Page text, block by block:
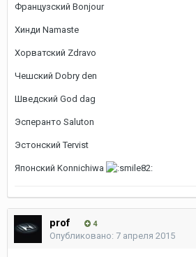
Французский Bonjour
Хинди Namaste
Хорватский Zdravo
Чешский Dobry den
Шведский God dag
Эсперанто Saluton
Эстонский Tervist
Японский Konnichiwa
prof 4
Опубликовано: 7 апреля 2015